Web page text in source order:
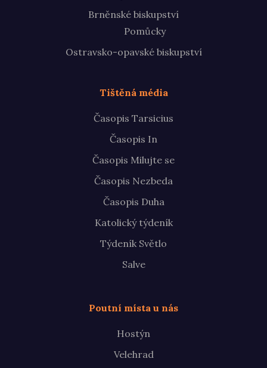
Brněnské biskupství
Pomůcky
Ostravsko-opavské biskupství
Tištěná média
Časopis Tarsicius
Časopis In
Časopis Milujte se
Časopis Nezbeda
Časopis Duha
Katolický týdeník
Týdeník Světlo
Salve
Poutní místa u nás
Hostýn
Velehrad